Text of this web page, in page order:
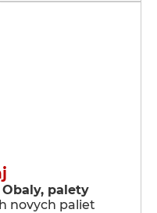
palety
novych paliet